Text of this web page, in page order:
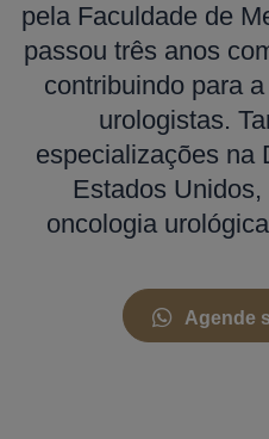
pela Faculdade de
passou três anos
contribuindo para
urologistas.
especializações na
Estados
oncologia
Agende